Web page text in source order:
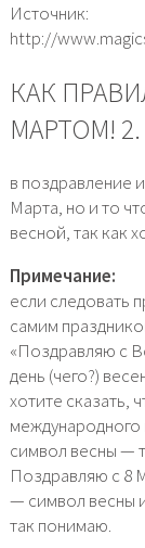
Источник:
http://
КАК
МАРТОМ!
в поздравление
Марта, но и то
весной, так как
Примечание:
если следовать
самим
«Поздравляю с
день (чего?)
хотите сказать,
международного
символ весны —
Поздравляю с 8
— символ весны
так понимаю.